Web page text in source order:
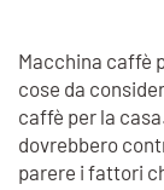
Macchina caffè
cose da
caffè per la
dovrebbero
parere i fattori